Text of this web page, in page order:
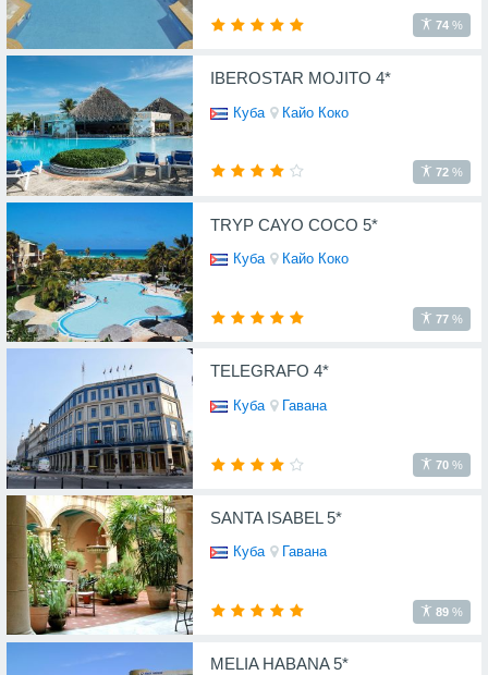
74%
IBEROSTAR MOJITO 4*
Куба Кайо Коко
72%
TRYP CAYO COCO 5*
Куба Кайо Коко
77%
TELEGRAFO 4*
Куба Гавана
70%
SANTA ISABEL 5*
Куба Гавана
89%
MELIA HABANA 5*